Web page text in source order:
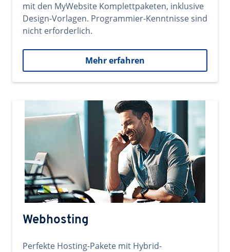
mit den MyWebsite Komplettpaketen, inklusive
Design-Vorlagen. Programmier-Kenntnisse sind
nicht erforderlich.
Mehr erfahren
Webhosting
Perfekte Hosting-Pakete mit Hybrid-